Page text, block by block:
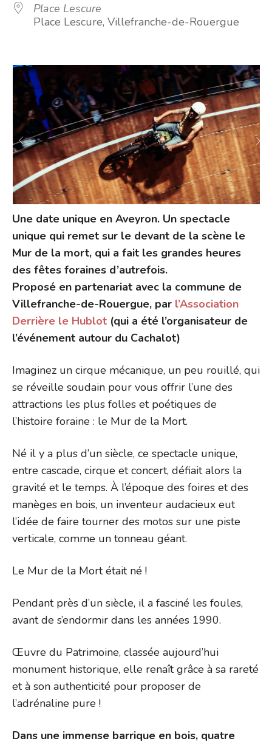
Place Lescure
Place Lescure, Villefranche-de-Rouergue
Une date unique en Aveyron. Un spectacle
unique qui remet sur le devant de la scène le
Mur de la mort, qui a fait les grandes heures
des fêtes foraines d’autrefois.
Proposé en partenariat avec la commune de
Villefranche-de-Rouergue, par l’Association
Derrière le Hublot (qui a été l’organisateur de
l’événement autour du Cachalot)
Imaginez un cirque mécanique, un peu rouillé, qui
se réveille soudain pour vous offrir l’une des
attractions les plus folles et poétiques de
l’histoire foraine : le Mur de la Mort.
Né il y a plus d’un siècle, ce spectacle unique,
entre cascade, cirque et concert, défiait alors la
gravité et le temps. À l’époque des foires et des
manèges en bois, un inventeur audacieux eut
l’idée de faire tourner des motos sur une piste
verticale, comme un tonneau géant.
Le Mur de la Mort était né !
Pendant près d’un siècle, il a fasciné les foules,
avant de s’endormir dans les années 1990.
Œuvre du Patrimoine, classée aujourd’hui
monument historique, elle renaît grâce à sa rareté
et à son authenticité pour proposer de
l’adrénaline pure !
Dans une immense barrique en bois, quatre